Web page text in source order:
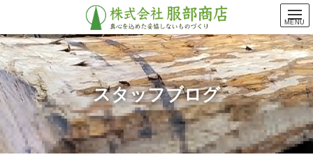
テ
ン
ツ
に
移
ゲ
ー
シ
ョ
ン
スタッフブログ
MENU